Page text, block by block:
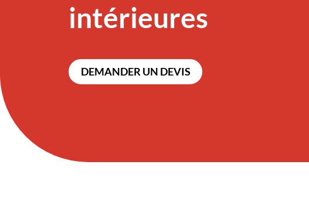
intérieures
DEMANDER UN DEVIS